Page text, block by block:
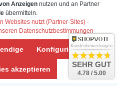
& Info
Entsorgung
Anzeigennutzen und an Partner
übermitteln.
Websites nutzt (Partner-Sites) ·
Datenschutzbestimmungen
Konfigurieren
akzeptieren
Kundenbewertungen
SEHR GUT
4.78 / 5.00